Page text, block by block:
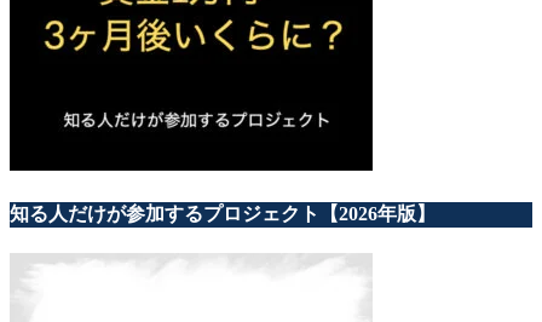
知る人だけが参加するプロジェクト【2026年版】